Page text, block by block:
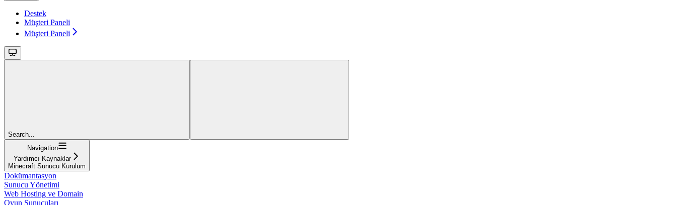
Destek
Müşteri Paneli
Müşteri Paneli
Search...
Navigation
Yardımcı Kaynaklar
Minecraft Sunucu Kurulum
Dokümantasyon
Sunucu Yönetimi
Web Hosting ve Domain
Oyun Sunucuları